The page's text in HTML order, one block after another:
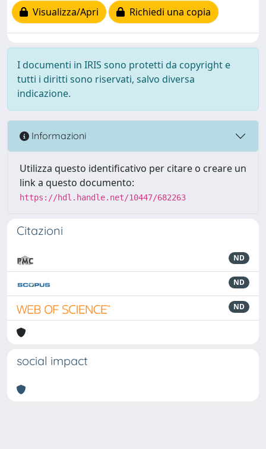
Visualizza/Apri
Richiedi una copia
I documenti in IRIS sono protetti da copyright e
tutti i diritti sono riservati, salvo diversa
indicazione.
Informazioni
Utilizza questo identificativo per citare o creare un
link a questo documento:
https://hdl.handle.net/10447/682263
Citazioni
ND
ND
ND
social impact